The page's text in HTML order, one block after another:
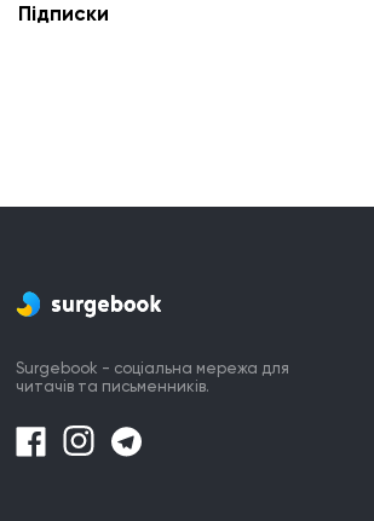
Підписки
Surgebook - соціальна мережа для
читачів та письменників.